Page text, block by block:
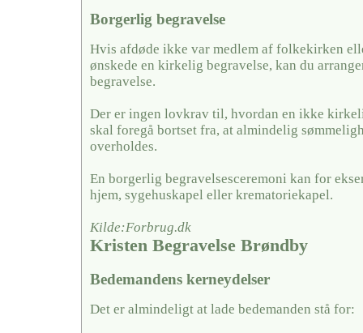
Borgerlig begravelse
Hvis afdøde ikke var medlem af folkekirken
ønskede en kirkelig begravelse, kan du
begravelse.
Der er ingen lovkrav til, hvordan en ikke
skal foregå bortset fra, at almindelig
overholdes.
En borgerlig begravelsesceremoni kan for
hjem, sygehuskapel eller krematoriekapel.
Kilde:Forbrug.dk
Kristen Begravelse Brøndby
Bedemandens kerneydelser
Det er almindeligt at lade bedemanden stå for: